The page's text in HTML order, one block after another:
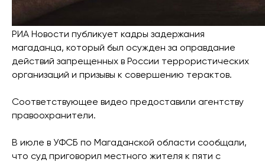
РИА Новости публикует кадры задержания
магаданца, который был осужден за оправдание
действий запрещенных в России террористических
организаций и призывы к совершению терактов.
Соответствующее видео предоставили агентству
правоохранители.
В июле в УФСБ по Магаданской области сообщали,
что суд приговорил местного жителя к пяти с